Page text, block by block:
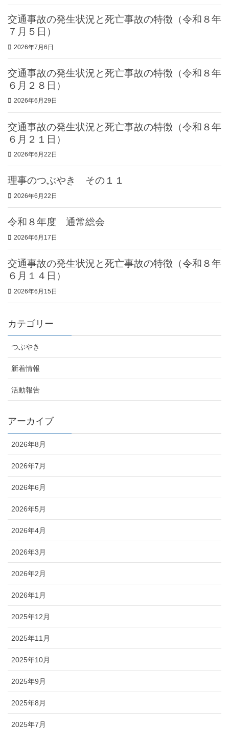
交通事故の発生状況と死亡事故の特徴（令和８年
７月５日）
2026年7月6日
交通事故の発生状況と死亡事故の特徴（令和８年
６月２８日）
2026年6月29日
交通事故の発生状況と死亡事故の特徴（令和８年
６月２１日）
2026年6月22日
理事のつぶやき その１１
2026年6月22日
令和８年度 通常総会
2026年6月17日
交通事故の発生状況と死亡事故の特徴（令和８年
６月１４日）
2026年6月15日
カテゴリー
つぶやき
新着情報
活動報告
アーカイブ
2026年8月
2026年7月
2026年6月
2026年5月
2026年4月
2026年3月
2026年2月
2026年1月
2025年12月
2025年11月
2025年10月
2025年9月
2025年8月
2025年7月